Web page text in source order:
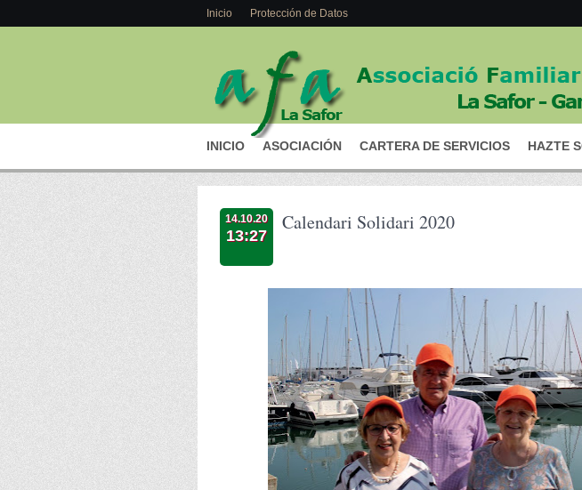
Inicio Protección de Datos
INICIO ASOCIACIÓN CARTERA DE SERVICIOS HAZTE
14.10.20
13:27
Calendari Solidari 2020